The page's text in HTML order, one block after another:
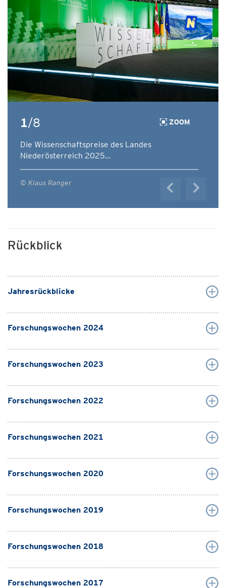
1/8 ZOOM
Die Wissenschaftspreise des Landes
Niederösterreich 2025…
© Klaus Ranger
Rückblick
Jahresrückblicke
Forschungswochen 2024
Forschungswochen 2023
Forschungswochen 2022
Forschungswochen 2021
Forschungswochen 2020
Forschungswochen 2019
Forschungswochen 2018
Forschungswochen 2017